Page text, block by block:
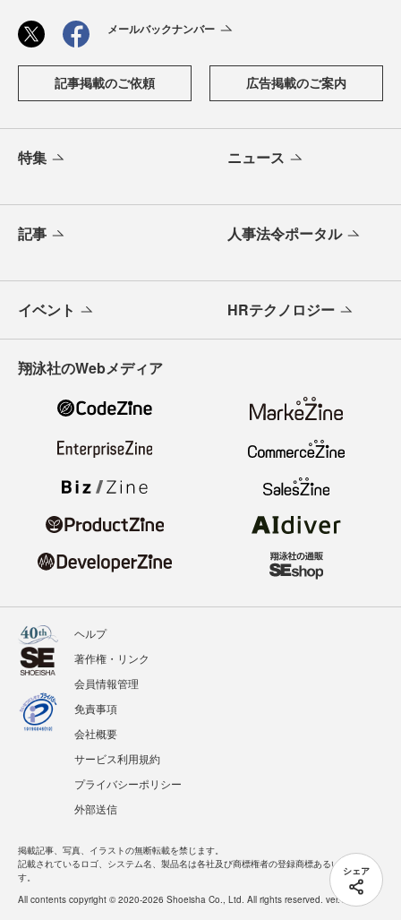
シェア
メールバックナンバー
記事掲載のご依頼 広告掲載のご案内
特集 ニュース
記事 人事法令ポータル
イベント HRテクノロジー
翔泳社のWebメディア
ヘルプ
著作権・リンク
会員情報管理
免責事項
会社概要
サービス利用規約
プライバシーポリシー
外部送信
掲載記事、写真、イラストの無断転載を禁じます。
記載されているロゴ、システム名、製品名は各社及び商標権者の登録商標あるいは商標で
す。
All contents copyright © 2020-2026 Shoeisha Co., Ltd. All rights reserved. ver.1.5